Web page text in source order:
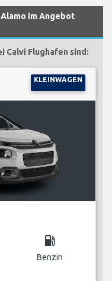
im Angebot
Calvi Flughafen sind:
KLEINWAGEN
local_gas_station
Benzin